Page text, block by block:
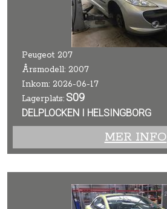
Peugeot 207
Årsmodell: 2007
Inkom: 2026-06-17
Lagerplats: S09
DELPLOCKEN I HELSINGBORG
MER INFO